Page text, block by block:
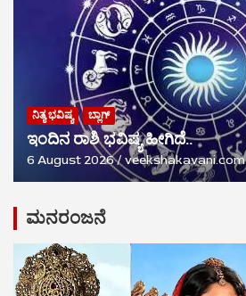
ನಿತ್ಯ ಭವಿಷ್ಯ ಬ್ಲಾಗ್
ಇಂದಿನ ರಾಶಿ ಭವಿಷ್ಯ ಹೀಗಿದೆ..
6 August 2026 veekshakavani.com
ಮನರಂಜನೆ